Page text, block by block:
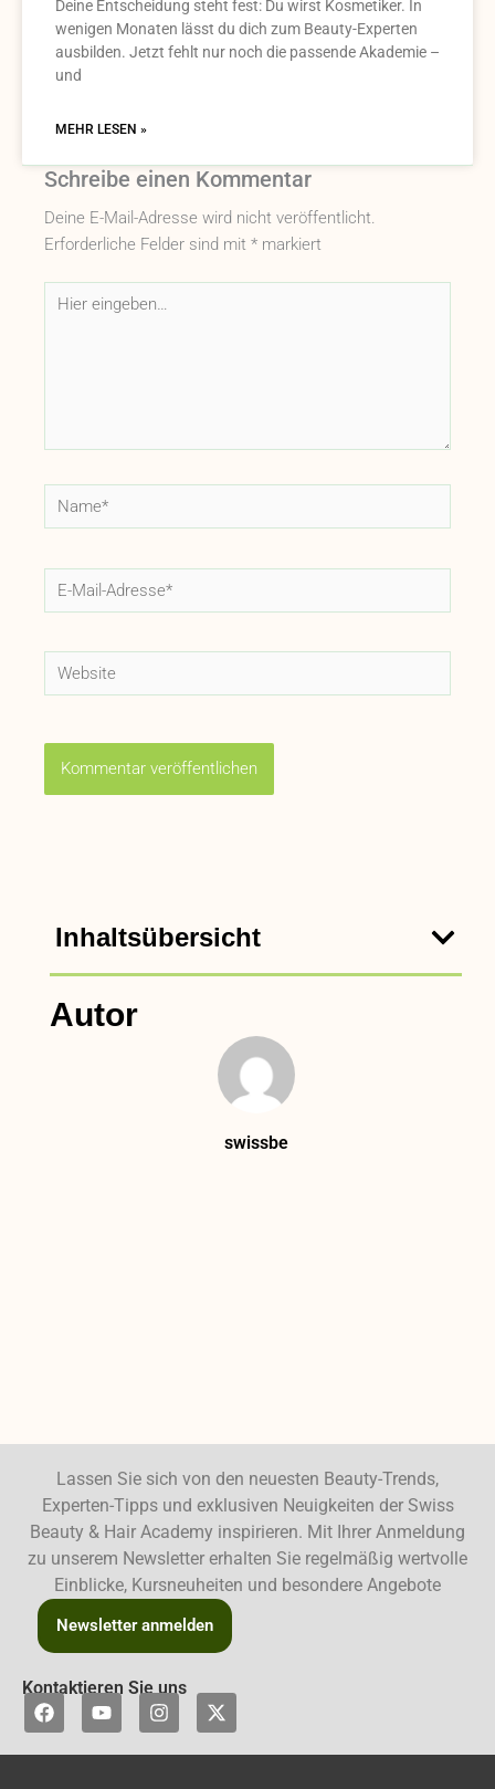
Deine Entscheidung steht fest: Du wirst Kosmetiker. In
wenigen Monaten lässt du dich zum Beauty-Experten
ausbilden. Jetzt fehlt nur noch die passende Akademie –
und
MEHR LESEN »
Schreibe einen Kommentar
Deine E-Mail-Adresse wird nicht veröffentlicht.
Erforderliche Felder sind mit * markiert
Hier
Name*
Mail-
Website
Inhaltsübersicht
Autor
swissbe
Lassen Sie sich von den neuesten Beauty-Trends,
Experten-Tipps und exklusiven Neuigkeiten der Swiss
Beauty & Hair Academy inspirieren. Mit Ihrer Anmeldung
zu unserem Newsletter erhalten Sie regelmäßig wertvolle
Einblicke, Kursneuheiten und besondere Angebote
Newsletter anmelden
Kontaktieren Sie uns
F
a
e
Y
o
t
I
n
t
X
-
w